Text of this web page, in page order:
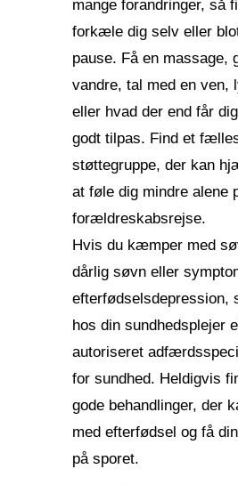
mange forandringer, så
forkæle dig selv eller
pause. Få en massage,
vandre, tal med en ven,
eller hvad der end får
godt tilpas. Find et
støttegruppe, der kan
at føle dig mindre alene
forældreskabsrejse.
Hvis du kæmper med
dårlig søvn eller
efterfødselsdepression,
hos din sundhedsplejer
autoriseret
for sundhed. Heldigvis
gode behandlinger, der
med efterfødsel og få
på sporet.